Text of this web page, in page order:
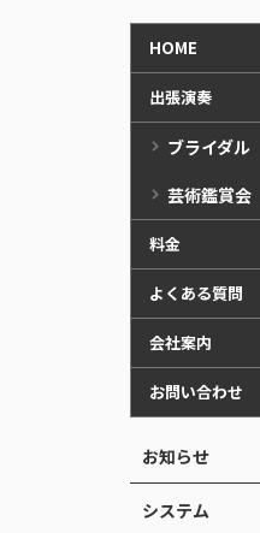
HOME
出張演奏
ブライダル
芸術鑑賞会
料金
よくある質問
会社案内
お問い合わせ
お知らせ
システム